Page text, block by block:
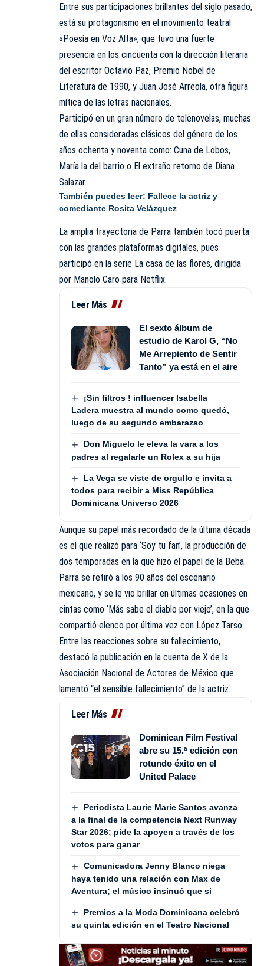
Entre sus participaciones brillantes del siglo pasado,
está su protagonismo en el movimiento teatral
«Poesía en Voz Alta», que tuvo una fuerte
presencia en los cincuenta con la dirección literaria
del escritor Octavio Paz, Premio Nobel de
Literatura de 1990, y Juan José Arreola, otra figura
mítica de las letras nacionales.
Participó en un gran número de telenovelas, muchas
de ellas consideradas clásicos del género de los
años ochenta y noventa como: Cuna de Lobos,
María la del barrio o El extraño retorno de Diana
Salazar.
También puedes leer: Fallece la actriz y
comediante Rosita Velázquez
La amplia trayectoria de Parra también tocó puerta
con las grandes plataformas digitales, pues
participó en la serie La casa de las flores, dirigida
por Manolo Caro para Netflix.
Leer Más
El sexto álbum de
estudio de Karol G, “No
Me Arrepiento de Sentir
Tanto” ya está en el aire
¡Sin filtros ! influencer Isabella
Ladera muestra al mundo como quedó,
luego de su segundo embarazao
Don Miguelo le eleva la vara a los
padres al regalarle un Rolex a su hija
La Vega se viste de orgullo e invita a
todos para recibir a Miss República
Dominicana Universo 2026
Aunque su papel más recordado de la última década
es el que realizó para ‘Soy tu fan’, la producción de
dos temporadas en la que hizo el papel de la Beba.
Parra se retiró a los 90 años del escenario
mexicano, y se le vio brillar en últimas ocasiones en
cintas como ‘Más sabe el diablo por viejo’, en la que
compartió elenco por última vez con López Tarso.
Entre las reacciones sobre su fallecimiento,
destacó la publicación en la cuenta de X de la
Asociación Nacional de Actores de México que
lamentó “el sensible fallecimiento” de la actriz.
Leer Más
Dominican Film Festival
abre su 15.ª edición con
rotundo éxito en el
United Palace
Periodista Laurie Marie Santos avanza
a la final de la competencia Next Runway
Star 2026; pide la apoyen a través de los
votos para ganar
Comunicadora Jenny Blanco niega
haya tenido una relación con Max de
Aventura; el músico insinuó que si
Premios a la Moda Dominicana celebró
su quinta edición en el Teatro Nacional